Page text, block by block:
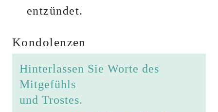
entzündet.
Kondolenzen
Hinterlassen Sie Worte des
Mitgefühls
und Trostes.